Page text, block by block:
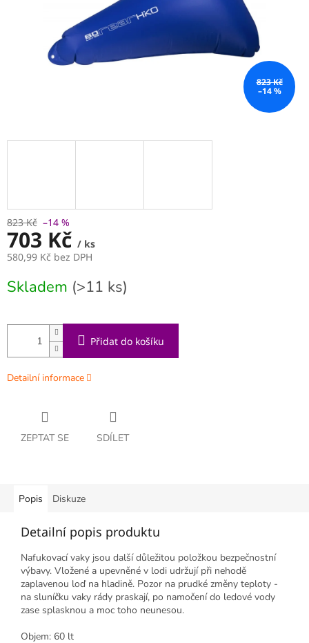
823 Kč
–14 %
823 Kč –14 %
703 Kč / ks
580,99 Kč bez DPH
cena:
Skladem (>11 ks)
Přidat do košíku
Detailní informace
ZEPTAT SE SDÍLET
Popis Diskuze
Detailní popis produktu
Nafukovací vaky jsou další důležitou položkou bezpečnostní
výbavy. Vložené a upevněné v lodi udržují při nehodě
zaplavenou loď na hladině. Pozor na prudké změny teploty -
na sluníčku vaky rády praskají, po namočení do ledové vody
zase splasknou a moc toho neunesou.
Objem: 60 lt